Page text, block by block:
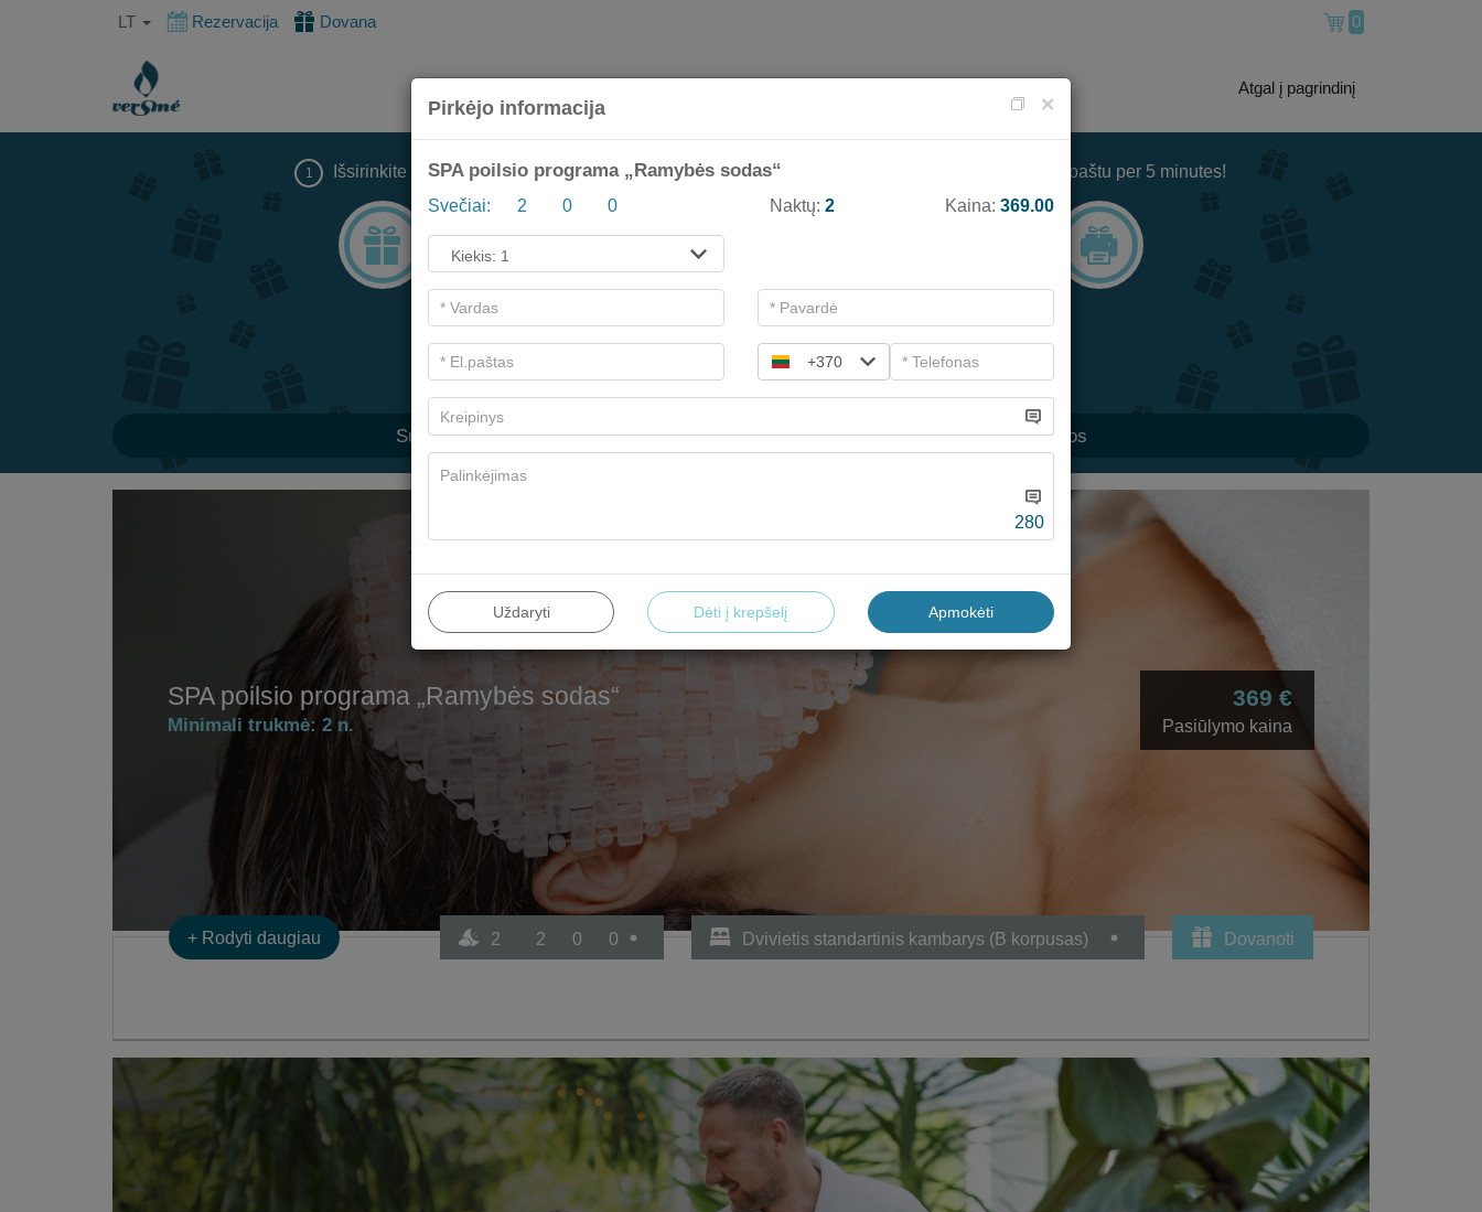
LT Rezervacija Dovana 0
Atgal į pagrindinį
1 Išsirinkite dovaną 2 Atsiskaityk prekių krepšelyje Ir gauk paštu per 5 minutes!
Dovanų kortelės
Dovanų kortelė galioja 12 mėnesių!
Sumai SPA paslaugoms Programoms Dovanų idėjos
SPA poilsio programa „Ramybės sodas“
Minimali trukmė: 2 n.
369 €
Pasiūlymo kaina
+ Rodyti daugiau Dovanoti
Dvivietis standartinis kambarys (B korpusas)
2 2 0 0
×
Pirkėjo informacija
SPA poilsio programa „Ramybės sodas“
Svečiai: 2 0 0 Naktų: 2 Kaina: 369.00
+370
280
Uždaryti Dėti į krepšelį Apmokėti